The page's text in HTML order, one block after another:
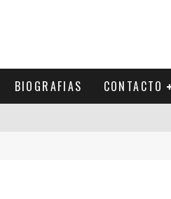
BIOGRAFIAS CONTACTO